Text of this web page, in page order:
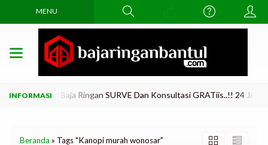
MENU
Di Ganti Baja Ringan SURVE Dan Konsultasi GRATiis..!! 24 JAM
Beranda » Tags "Kanopi murah wonosar"